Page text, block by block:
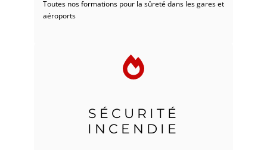
Toutes nos formations pour la sûreté dans les gares et
aéroports
SÉCURITÉ
INCENDIE